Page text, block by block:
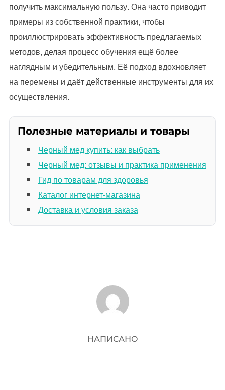
получить максимальную пользу. Она часто приводит
примеры из собственной практики, чтобы
проиллюстрировать эффективность предлагаемых
методов, делая процесс обучения ещё более
наглядным и убедительным. Её подход вдохновляет
на перемены и даёт действенные инструменты для их
осуществления.
Полезные материалы и товары
Черный мед купить: как выбрать
Черный мед: отзывы и практика применения
Гид по товарам для здоровья
Каталог интернет-магазина
Доставка и условия заказа
АВТОР ЗАПИСИ
НАПИСАНО